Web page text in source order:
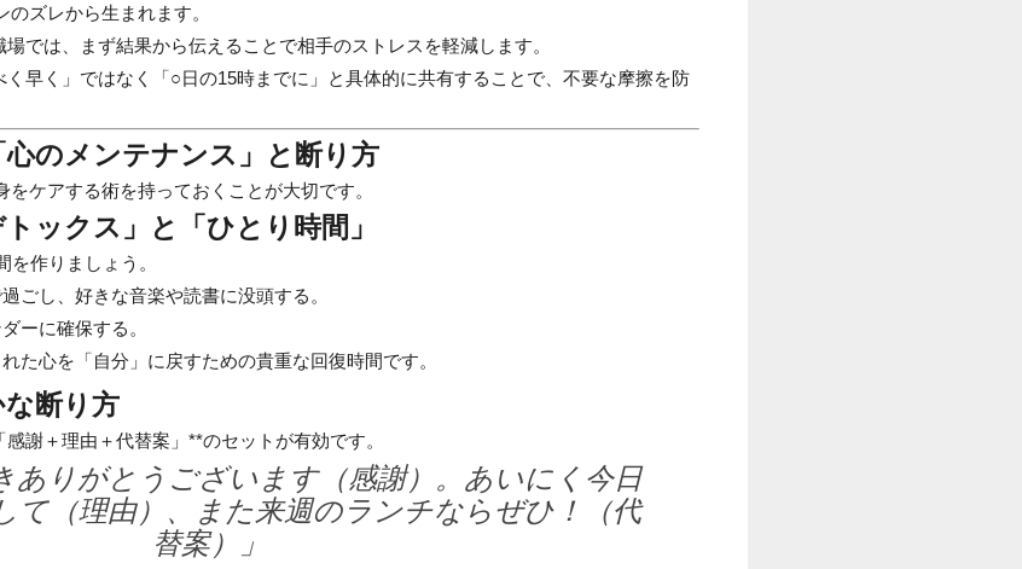
ズレから生まれます。
場では、まず結果から伝えることで相手のストレスを軽減します。
く早く」ではなく「○日の15時までに」と具体的に共有することで、不要な摩擦を防
のメンテナンス」と断り方
ケアする術を持っておくことが大切です。
ックス」と「ひとり時間」
作りましょう。
ごし、好きな音楽や読書に没頭する。
ーに確保する。
た心を「自分」に戻すための貴重な回復時間です。
断り方
謝＋理由＋代替案」**のセットが有効です。
ありがとうございます（感謝）。あいにく今日
て（理由）、また来週のランチならぜひ！（代
替案）」